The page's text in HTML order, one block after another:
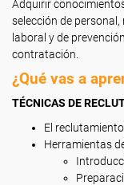
Adquirir
selección de
laboral y de
contratación.
¿Qué vas a
TÉCNICAS DE
El
Herramientas